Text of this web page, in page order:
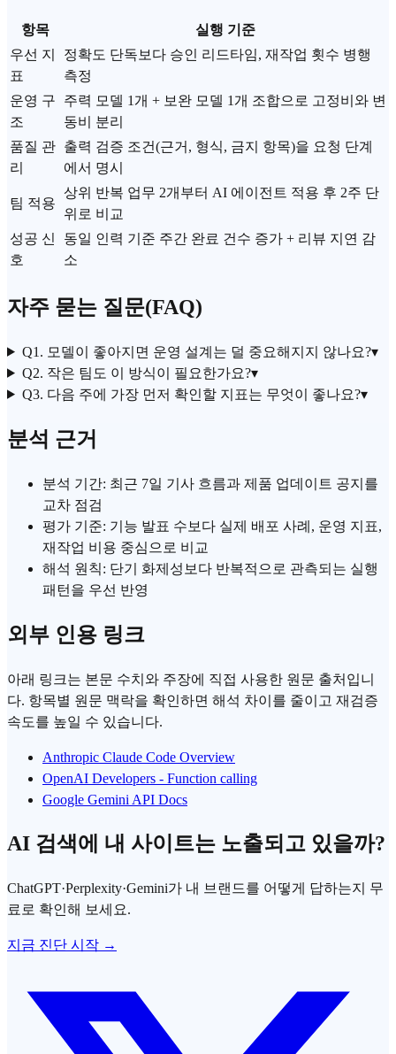
항목
실행 기준
우선 지
표
정확도 단독보다 승인 리드타임, 재작업 횟수 병행
측정
운영 구
조
주력 모델 1개 + 보완 모델 1개 조합으로 고정비와 변
동비 분리
품질 관
리
출력 검증 조건(근거, 형식, 금지 항목)을 요청 단계
에서 명시
팀 적용
상위 반복 업무 2개부터 AI 에이전트 적용 후 2주 단
위로 비교
성공 신
호
동일 인력 기준 주간 완료 건수 증가 + 리뷰 지연 감
소
자주 묻는 질문(FAQ)
Q1. 모델이 좋아지면 운영 설계는 덜 중요해지지 않나요?▾
Q2. 작은 팀도 이 방식이 필요한가요?▾
Q3. 다음 주에 가장 먼저 확인할 지표는 무엇이 좋나요?▾
분석 근거
분석 기간: 최근 7일 기사 흐름과 제품 업데이트 공지를
교차 점검
평가 기준: 기능 발표 수보다 실제 배포 사례, 운영 지표,
재작업 비용 중심으로 비교
해석 원칙: 단기 화제성보다 반복적으로 관측되는 실행
패턴을 우선 반영
외부 인용 링크
아래 링크는 본문 수치와 주장에 직접 사용한 원문 출처입니
다. 항목별 원문 맥락을 확인하면 해석 차이를 줄이고 재검증
속도를 높일 수 있습니다.
Anthropic Claude Code Overview
OpenAI Developers - Function calling
Google Gemini API Docs
AI 검색에 내 사이트는 노출되고 있을까?
ChatGPT·Perplexity·Gemini가 내 브랜드를 어떻게 답하는지 무
료로 확인해 보세요.
지금 진단 시작 →